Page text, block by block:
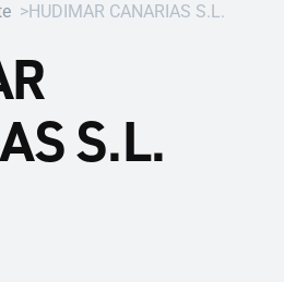
HUDIMAR CANARIAS S.L.
S.L.